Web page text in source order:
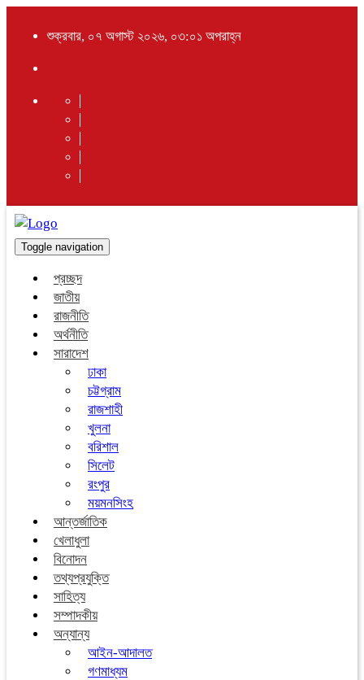
শুক্রবার, ০৭ অগাস্ট ২০২৬, ০৩:০১ অপরাহ্ন
Toggle navigation
প্রচ্ছদ
জাতীয়
রাজনীতি
অর্থনীতি
সারাদেশ
ঢাকা
চট্টগ্রাম
রাজশাহী
খুলনা
বরিশাল
সিলেট
রংপুর
ময়মনসিংহ
আন্তর্জাতিক
খেলাধুলা
বিনোদন
তথ্যপ্রযুক্তি
সাহিত্য
সম্পাদকীয়
অন্যান্য
আইন-আদালত
গণমাধ্যম